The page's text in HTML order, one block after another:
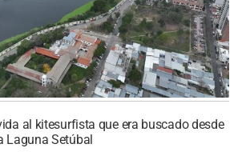
al kitesurfista que era buscado desde
Laguna Setúbal